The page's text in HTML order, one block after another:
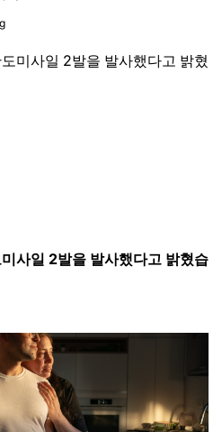
사일 2발을 발사했다고 밝혔습